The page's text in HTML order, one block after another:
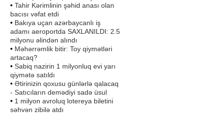
• Tahir Kərimlinin şəhid anası olan
bacısı vəfat etdi
• Bakıya uçan azərbaycanlı iş
adamı aeroportda SAXLANILDI: 2.5
milyonu əlindən alındı
• Məhərrəmlik bitir: Toy qiymətləri
artacaq?
• Sabiq nazirin 1 milyonluq evi yarı
qiymətə satıldı
• Ətirinizin qoxusu günlərlə qalacaq
- Satıcıların demədiyi sadə üsul
• 1 milyon avroluq lotereya biletini
səhvən zibilə atdı